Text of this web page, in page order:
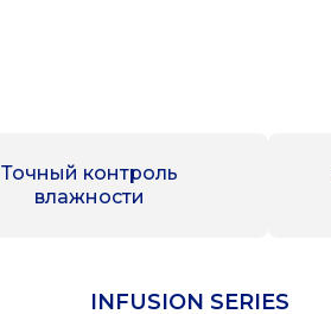
Точный контроль
влажности
INFUSION SERIES